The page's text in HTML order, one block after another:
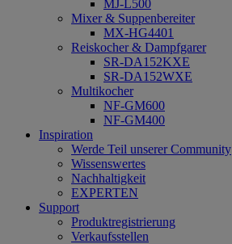
MJ-L500
Mixer & Suppenbereiter
MX-HG4401
Reiskocher & Dampfgarer
SR-DA152KXE
SR-DA152WXE
Multikocher
NF-GM600
NF-GM400
Inspiration
Werde Teil unserer Community
Wissenswertes
Nachhaltigkeit
EXPERTEN
Support
Produktregistrierung
Verkaufsstellen